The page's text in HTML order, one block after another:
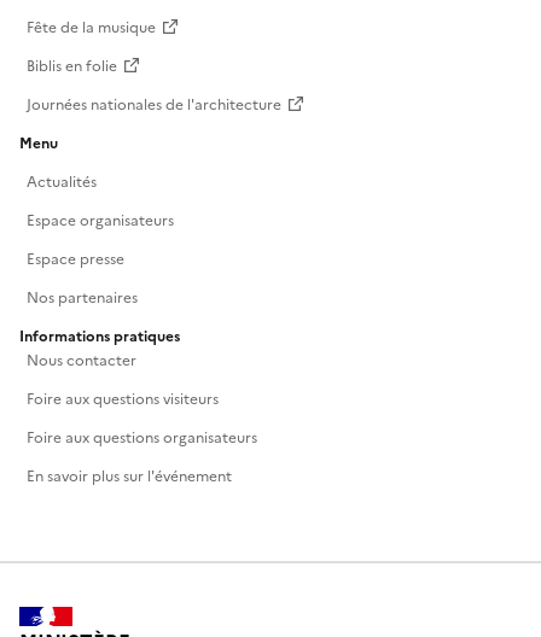
Fête de la musique
Biblis en folie
Journées nationales de l'architecture
Menu
Actualités
Espace organisateurs
Espace presse
Nos partenaires
Informations pratiques
Nous contacter
Foire aux questions visiteurs
Foire aux questions organisateurs
En savoir plus sur l'événement